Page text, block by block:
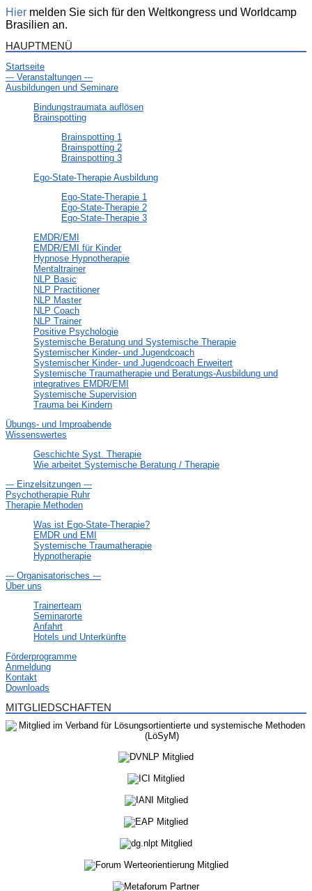
Hier melden Sie sich für den Weltkongress und Worldcamp
Brasilien an.
HAUPTMENÜ
Startseite
--- Veranstaltungen ---
Ausbildungen und Seminare
Bindungstraumata auflösen
Brainspotting
Brainspotting 1
Brainspotting 2
Brainspotting 3
Ego-State-Therapie Ausbildung
Ego-State-Therapie 1
Ego-State-Therapie 2
Ego-State-Therapie 3
EMDR/EMI
EMDR/EMI für Kinder
Hypnose Hypnotherapie
Mentaltrainer
NLP Basic
NLP Practitioner
NLP Master
NLP Coach
NLP Trainer
Positive Psychologie
Systemische Beratung und Systemische Therapie
Systemischer Kinder- und Jugendcoach
Systemischer Kinder- und Jugendcoach Erweitert
Systemische Traumatherapie und Beratungs-Ausbildung und
integratives EMDR/EMI
Systemische Supervision
Trauma bei Kindern
Übungs- und Improabende
Wissenswertes
Geschichte Syst. Therapie
Wie arbeitet Systemische Beratung / Therapie
--- Einzelsitzungen ---
Psychotherapie Ruhr
Therapie Methoden
Was ist Ego-State-Therapie?
EMDR und EMI
Systemische Traumatherapie
Hypnotherapie
--- Organisatorisches ---
Über uns
Trainerteam
Seminarorte
Anfahrt
Hotels und Unterkünfte
Förderprogramme
Anmeldung
Kontakt
Downloads
MITGLIEDSCHAFTEN